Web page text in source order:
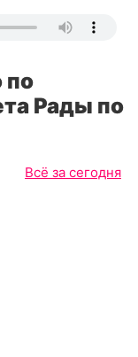
по
Рады по
Всё за сегодня